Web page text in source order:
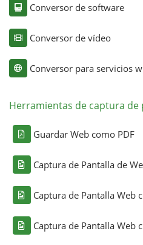
Conversor de software
Conversor de vídeo
Conversor para servicios
Herramientas de captura de
Guardar Web como PDF
Captura de Pantalla de
Captura de Pantalla Web
Captura de Pantalla Web